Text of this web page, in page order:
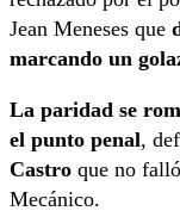
Jean Meneses que
marcando un
La paridad se
el punto penal,
Castro que no
Mecánico.